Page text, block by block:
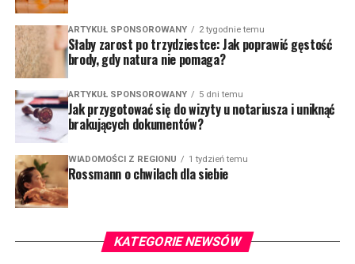
ARTYKUŁ SPONSOROWANY 2 tygodnie temu
Słaby zarost po trzydziestce: Jak poprawić gęstość
brody, gdy natura nie pomaga?
ARTYKUŁ SPONSOROWANY 5 dni temu
Jak przygotować się do wizyty u notariusza i uniknąć
brakujących dokumentów?
WIADOMOŚCI Z REGIONU 1 tydzień temu
Rossmann o chwilach dla siebie
KATEGORIE NEWSÓW